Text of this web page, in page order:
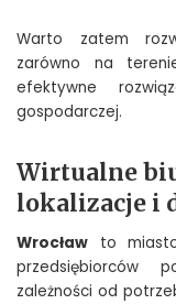
Warto zatem
zarówno na
efektywne
gospodarczej.
Wirtualne
lokalizacje i
Wrocław to
przedsiębiorców
zależności od